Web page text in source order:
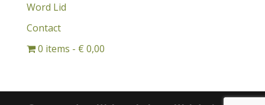
Word Lid
Contact
0 items
€ 0,00